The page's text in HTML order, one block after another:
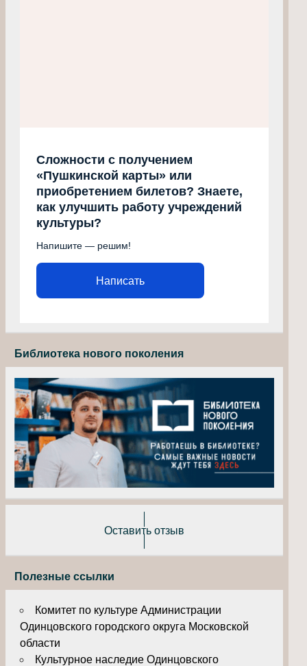
Сложности с получением
«Пушкинской карты» или
приобретением билетов? Знаете,
как улучшить работу учреждений
культуры?
Напишите — решим!
Написать
Библиотека нового поколения
Оставить отзыв
Полезные ссылки
Комитет по культуре Администрации
Одинцовского городского округа Московской
области
Культурное наследие Одинцовского